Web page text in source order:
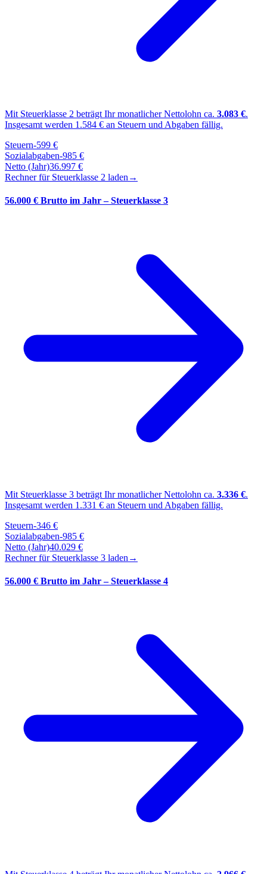
Mit Steuerklasse 2 beträgt Ihr monatlicher Nettolohn ca. 3.083 €.
Insgesamt werden 1.584 € an Steuern und Abgaben fällig.
Steuern-599 €
Sozialabgaben-985 €
Netto (Jahr)36.997 €
Rechner für Steuerklasse 2 laden →
56.000 € Brutto im Jahr – Steuerklasse 3
Mit Steuerklasse 3 beträgt Ihr monatlicher Nettolohn ca. 3.336 €.
Insgesamt werden 1.331 € an Steuern und Abgaben fällig.
Steuern-346 €
Sozialabgaben-985 €
Netto (Jahr)40.029 €
Rechner für Steuerklasse 3 laden →
56.000 € Brutto im Jahr – Steuerklasse 4